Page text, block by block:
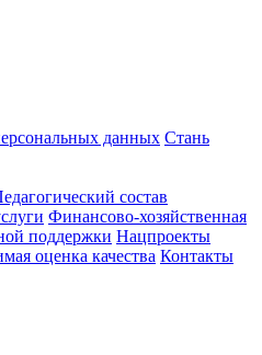
данных Стань
состав
Финансово-хозяйственная
поддержки Нацпроекты
оценка качества Контакты